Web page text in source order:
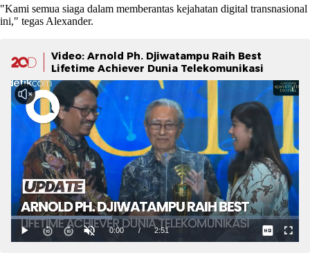
"Kami semua siaga dalam memberantas kejahatan digital transnasional
ini," tegas Alexander.
Video: Arnold Ph. Djiwatampu Raih Best
Lifetime Achiever Dunia Telekomunikasi